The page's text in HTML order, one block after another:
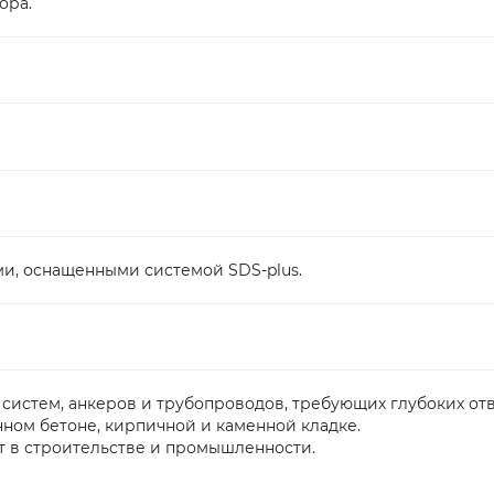
оснащенными системой SDS-plus.
анкеров и трубопроводов, требующих глубоких
бетоне, кирпичной и каменной кладке.
строительстве и промышленности.